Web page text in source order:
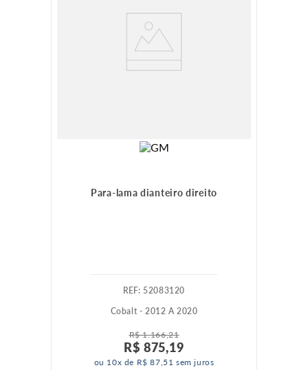
Para-lama dianteiro direito
: 52083120
Cobalt - 2012 A 2020
R$ 1.166,21
R$ 875,19
ou 10x de R$ 87,51 sem juros